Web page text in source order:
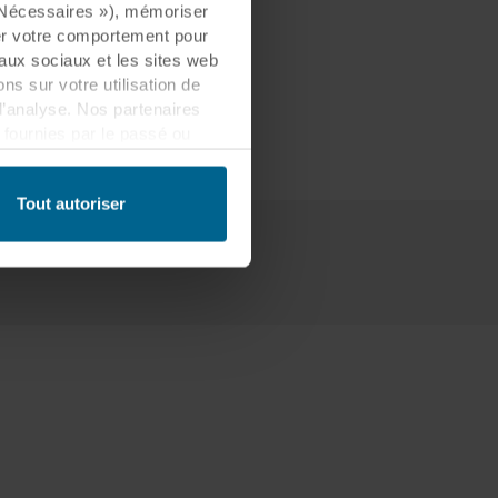
»), mémoriser
votre comportement pour
sociaux et les sites web
sur votre utilisation de
Nos partenaires
sur l’icône de cookie
cookies et notre
Tout autoriser